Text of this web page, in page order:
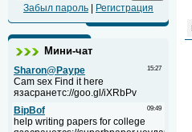
Забыл пароль
Регистрация
Мини-чат